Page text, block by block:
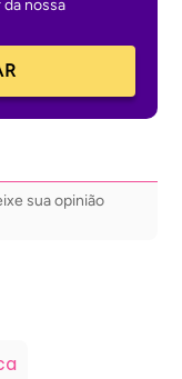
nossa
sua opinião